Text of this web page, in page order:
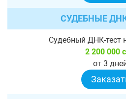
СУДЕБНЫЕ
Судебный ДНК-тест
2 200 000
от 3